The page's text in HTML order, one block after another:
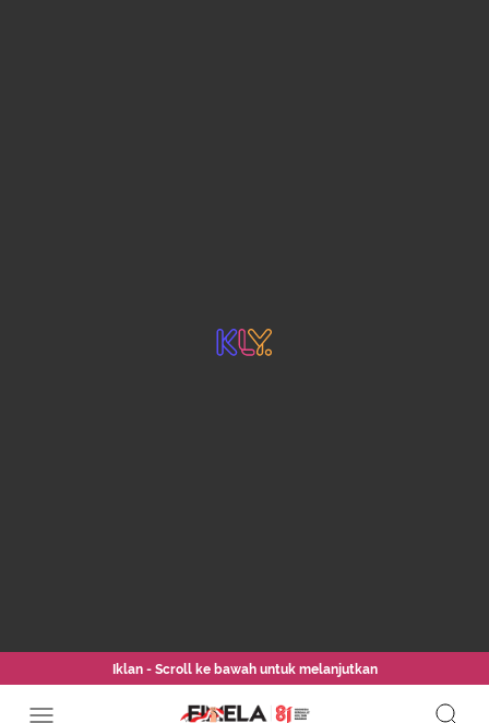
Iklan - Scroll ke bawah untuk melanjutkan